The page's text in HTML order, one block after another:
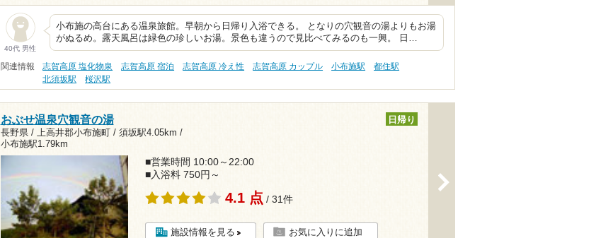
40代 男性
小布施の高台にある温泉旅館。早朝から日帰り入浴できる。 となりの穴観音の湯よりもお湯
がぬるめ。露天風呂は緑色の珍しいお湯。景色も違うので見比べてみるのも一興。 日…
関連情報 志賀高原 塩化物泉 志賀高原 宿泊 志賀高原 冷え性 志賀高原 カップル 小布施駅
都住駅
北須坂駅
桜沢駅
おぶせ温泉穴観音の湯
長野県 / 上高井郡小布施町 / 須坂駅4.05km /
小布施駅1.79km
日帰り
■営業時間 10:00～22:00
■入浴料 750円～
4.1 点 / 31件
施設情報を見る お気に入りに追加